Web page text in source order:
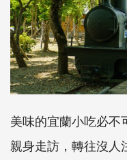
美味的宜蘭小吃必不
親身走訪，轉往沒人